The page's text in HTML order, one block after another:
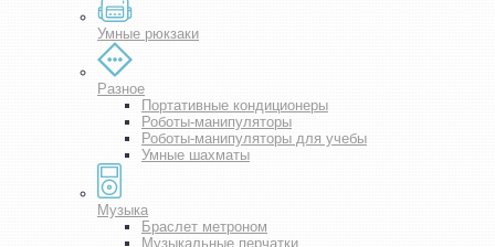
Умные рюкзаки
Разное
Портативные кондиционеры
Роботы-манипуляторы
Роботы-манипуляторы для учебы
Умные шахматы
Музыка
Браслет метроном
Музыкальные перчатки